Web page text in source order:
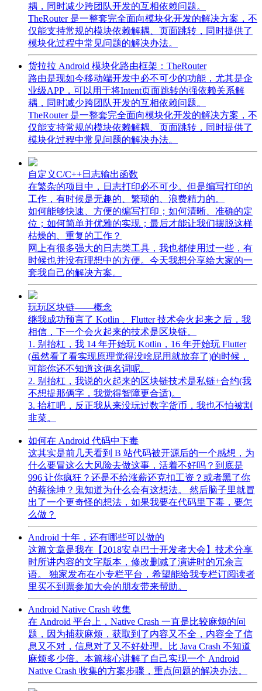
耦，同时减少跨团队开发的互相依赖问题。
TheRouter 是一整套完全面向模块化开发的解决方案，不
仅能支持常规的模块依赖解耦、页面跳转，同时提供了
模块化过程中常见问题的解决办法。
货拉拉 Android 模块化路由框架：TheRouter
路由是现如今移动端开发中必不可少的功能，尤其是企
业级APP，可以用于将Intent页面跳转的强依赖关系解
耦，同时减少跨团队开发的互相依赖问题。
TheRouter 是一整套完全面向模块化开发的解决方案，不
仅能支持常规的模块依赖解耦、页面跳转，同时提供了
模块化过程中常见问题的解决办法。
自定义C/C++日志输出函数
在繁杂的项目中，日志打印必不可少。但是编写打印的
工作，有时候是无趣的、繁琐的、浪费精力的。
如何能够快速、方便的编写打印；如何清晰、准确的定
位；如何简单并优雅的实现；最后才能让我们摆脱这样
枯燥的、重复的工作？
网上有很多强大的日志类工具，我也都使用过一些，有
时候也并没有理想中的方便。今天我想分享给大家的一
套我自己的解决方案。
玩玩区块链——概念
继我成功预言了 Kotlin 、Flutter 技术会火起来之后，我
相信，下一个会火起来的技术是区块链。
1. 别抬杠，我 14 年开始玩 Kotlin，16 年开始玩 Flutter
(虽然看了看实现原理觉得没啥屁用就放弃了)的时候，
可能你还不知道这俩名词呢。
2. 别抬杠，我说的火起来的区块链技术是私链+合约(我
不想提那俩字，我觉得智障更合适)。
3. 抬杠吧，反正我从来没玩过数字货币，我也不怕被割
韭菜。
如何在 Android 代码中下毒
这其实是前几天看到 B 站代码被开源后的一个感想，为
什么要冒这么大风险去做这事，活着不好吗？到底是
996 让你疯狂？还是不给涨薪还克扣工资？或者黑了你
的蔡徐坤？鬼知道为什么会有这想法。 然后脑子里就冒
出了一个更奇怪的想法，如果我要在代码里下毒，要怎
么做？
Android 十年，还有哪些可以做的
这篇文章是我在【2018安卓巴士开发者大会】技术分享
时所讲内容的文字版本，修改删减了演讲时的冗余言
语。 独家发布在小专栏平台，希望能给我专栏订阅读者
里买不到票参加大会的朋友带来帮助。
Android Native Crash 收集
在 Android 平台上，Native Crash 一直是比较麻烦的问
题，因为捕获麻烦，获取到了内容又不全，内容全了信
息又不对，信息对了又不好处理。比 Java Crash 不知道
麻烦多少倍。本篇核心讲解了自己实现一个 Android
Native Crash 收集的方案步骤，重点问题的解决办法。